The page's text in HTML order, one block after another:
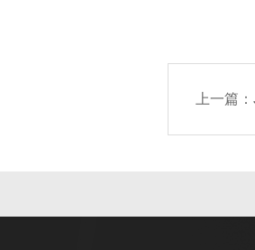
上一篇：